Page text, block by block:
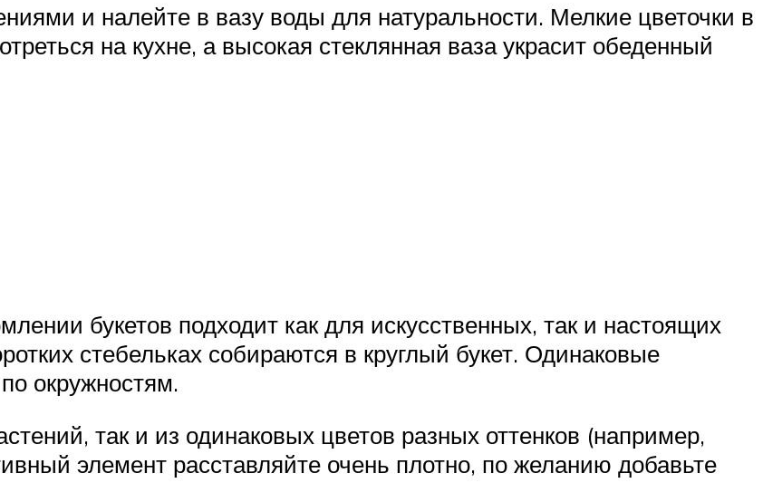
и налейте в вазу воды для натуральности. Мелкие цветочки в
на кухне, а высокая стеклянная ваза украсит обеденный
букетов подходит как для искусственных, так и настоящих
стебельках собираются в круглый букет. Одинаковые
окружностям.
так и из одинаковых цветов разных оттенков (например,
элемент расставляйте очень плотно, по желанию добавьте